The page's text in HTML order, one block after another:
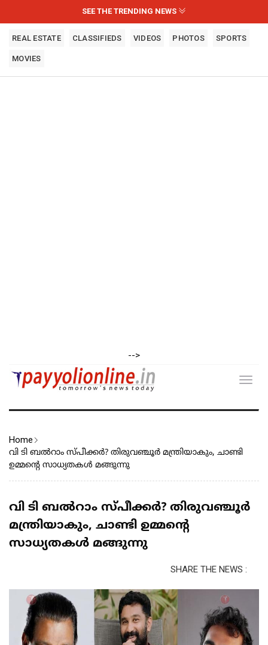
SEE THE TRENDING NEWS
REAL ESTATE CLASSIFIEDS VIDEOS PHOTOS SPORTS
MOVIES
-->
Home
വി ടി ബൽറാം സ്പീക്കർ? തിരുവഞ്ചൂർ മന്ത്രിയാകും, ചാണ്ടി
ഉമ്മന്റെ സാധ്യതകൾ മങ്ങുന്നു
വി ടി ബൽറാം സ്പീക്കർ? തിരുവഞ്ചൂർ
മന്ത്രിയാകും, ചാണ്ടി ഉമ്മന്റെ
സാധ്യതകൾ മങ്ങുന്നു
SHARE THE NEWS :